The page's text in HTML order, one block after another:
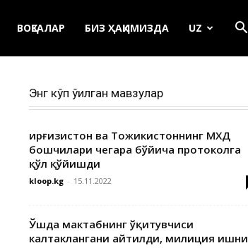
ВОҚЕАЛАР БИЗ ҲАҚИМИЗДА UZ
Энг кўп ўқилган мавзулар
Қирғизистон ва Тожикистоннинг МХДҚ
бошчилари чегара бўйича протоколга
қўл қўйишди
kloop.kg - 15.11.2022
Ўшда мактабнинг ўқитувчиси
калтаклангани айтилди, милиция ишни